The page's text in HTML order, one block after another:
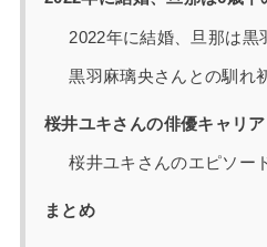
2022年に結婚、旦那は黒
黒羽麻璃央さんとの馴れ
桜井ユキさんの俳優キャリ
桜井ユキさんのエピソー
まとめ